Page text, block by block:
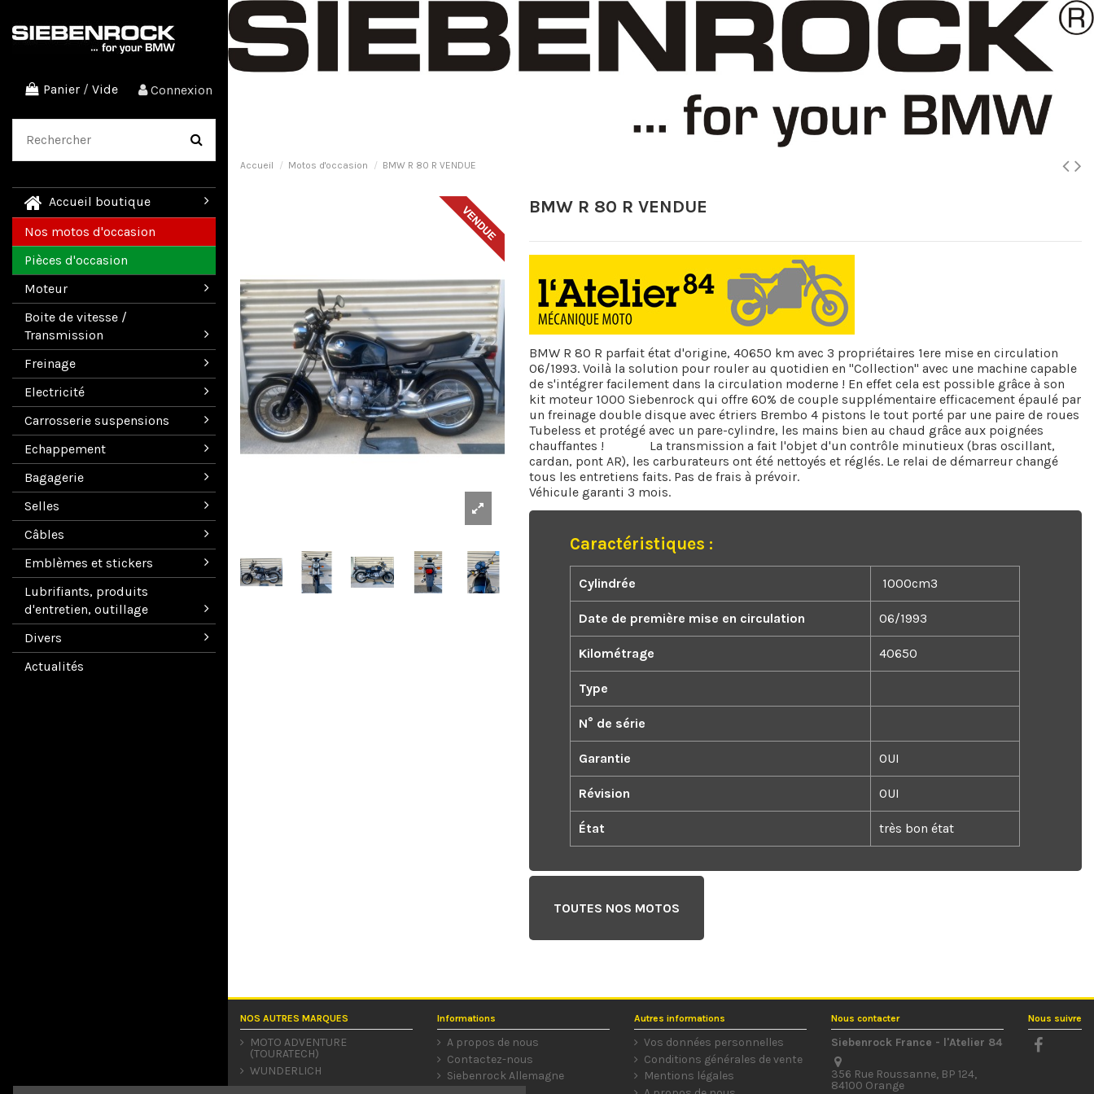
Panier / Vide Connexion
Accueil boutique
Nos motos d'occasion
Pièces d'occasion
Moteur
Boite de vitesse /
Transmission
Freinage
Electricité
Carrosserie suspensions
Echappement
Bagagerie
Selles
Câbles
Emblèmes et stickers
Lubrifiants, produits
d'entretien, outillage
Divers
Actualités
Accueil Motos d'occasion BMW R 80 R VENDUE
BMW R 80 R VENDUE
BMW R 80 R parfait état d'origine, 40650 km avec 3 propriétaires 1ere mise en circulation
06/1993. Voilà la solution pour rouler au quotidien en "Collection" avec une machine capable
de s'intégrer facilement dans la circulation moderne ! En effet cela est possible grâce à son
kit moteur 1000 Siebenrock qui offre 60% de couple supplémentaire efficacement épaulé par
un freinage double disque avec étriers Brembo 4 pistons le tout porté par une paire de roues
Tubeless et protégé avec un pare-cylindre, les mains bien au chaud grâce aux poignées
chauffantes ! La transmission a fait l'objet d'un contrôle minutieux (bras oscillant,
cardan, pont AR), les carburateurs ont été nettoyés et réglés. Le relai de démarreur changé
tous les entretiens faits. Pas de frais à prévoir.
Véhicule garanti 3 mois.
Caractéristiques :
Cylindrée 1000cm3
Date de première mise en circulation 06/1993
Kilométrage 40650
Type
N° de série
Garantie OUI
Révision OUI
État très bon état
TOUTES NOS MOTOS
NOS AUTRES MARQUES
MOTO ADVENTURE
(TOURATECH)
WUNDERLICH
Informations
A propos de nous
Contactez-nous
Siebenrock Allemagne
Autres informations
Vos données personnelles
Conditions générales de vente
Mentions légales
Nous contacter
Siebenrock France - l'Atelier 84
356 Rue Roussanne, BP 124,
84100 Orange
Nous suivre